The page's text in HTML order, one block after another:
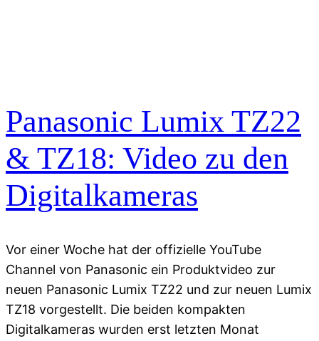
Panasonic Lumix TZ22
& TZ18: Video zu den
Digitalkameras
Vor einer Woche hat der offizielle YouTube
Channel von Panasonic ein Produktvideo zur
neuen Panasonic Lumix TZ22 und zur neuen Lumix
TZ18 vorgestellt. Die beiden kompakten
Digitalkameras wurden erst letzten Monat